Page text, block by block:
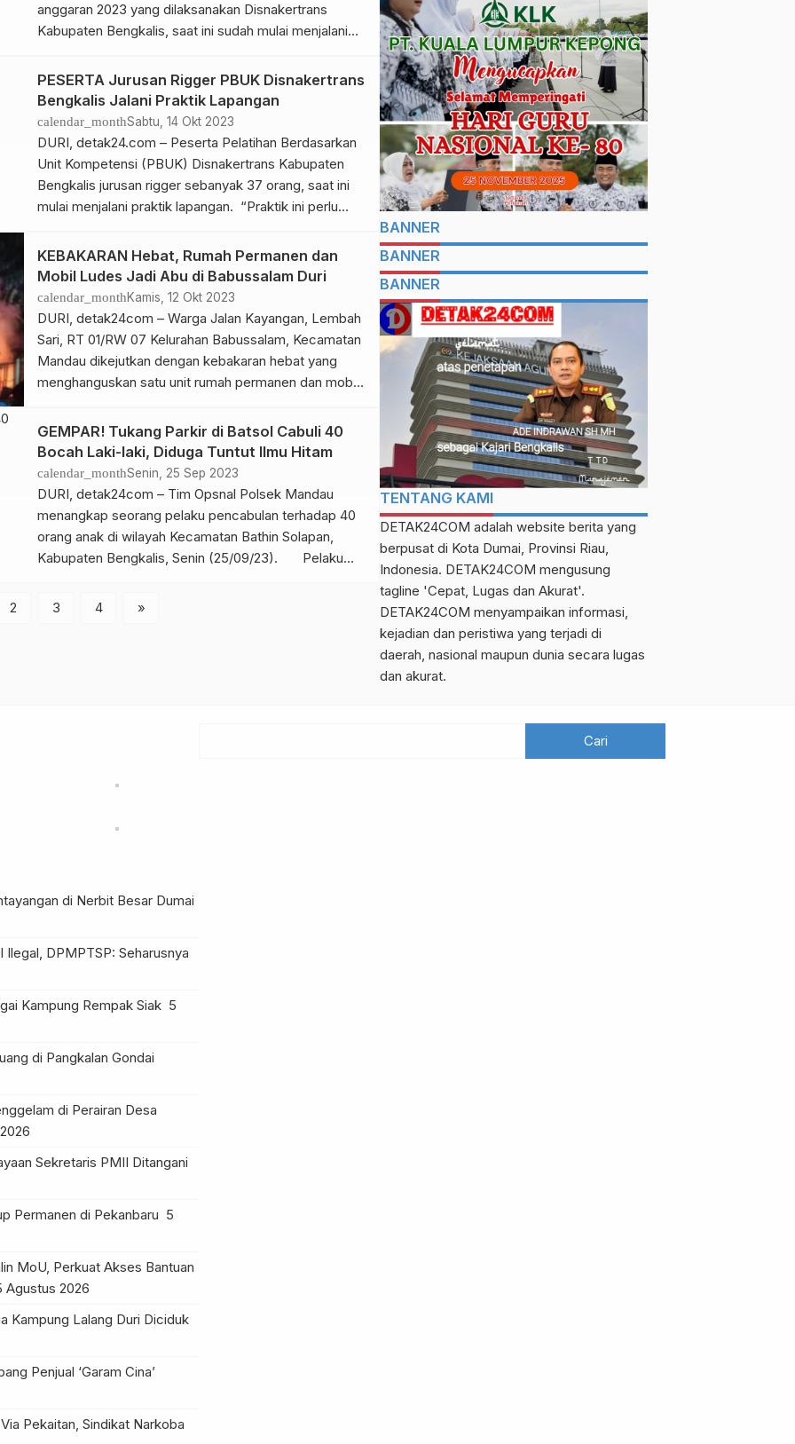
anggaran 2023 yang dilaksanakan Disnakertrans
Kabupaten Bengkalis, saat ini sudah mulai menjalani
peserta memahami teori yang diterima. Apabila
peserta tidak serius saat diberikan materi, maka
ketika dicoba praktik mereka akan bingung dan
cenderung main-main,” ujar Kepala Disnakertrans […]
PESERTA Jurusan Rigger PBUK Disnakertrans
Bengkalis Jalani Praktik Lapangan
calendar_monthSabtu, 14 Okt 2023
DURI, detak24.com – Peserta Pelatihan Berdasarkan
Unit Kompetensi (PBUK) Disnakertrans Kabupaten
Bengkalis jurusan rigger sebanyak 37 orang, saat ini
mulai menjalani praktik lapangan. “Praktik ini perlu
oleh instruktur. Dari 37 peserta, 17 orang diantaranya
kerjasama dengan PHR (Pertamina Hulu Rokan),” ujar
Kepala Disnakertrans Kabupaten Bengkalis Salman
Alfarisi ST melalui […]
KEBAKARAN Hebat, Rumah Permanen dan
Mobil Ludes Jadi Abu di Babussalam Duri
calendar_monthKamis, 12 Okt 2023
DURI, detak24com – Warga Jalan Kayangan, Lembah
Sari, RT 01/RW 07 Kelurahan Babussalam, Kecamatan
Mandau dikejutkan dengan kebakaran hebat yang
menghanguskan satu unit rumah permanen dan mobil.
pada Selasa (10/10/23) sekitar pukul 22.10 WIB. Upaya
dilakukan oleh Tim Damkar Kecamatan Mandau,
Personel Polsek Mandau, dan Koramil 03 Mandau
untuk […]
GEMPAR! Tukang Parkir di Batsol Cabuli 40
Bocah Laki-laki, Diduga Tuntut Ilmu Hitam
calendar_monthSenin, 25 Sep 2023
DURI, detak24com – Tim Opsnal Polsek Mandau
menangkap seorang pelaku pencabulan terhadap 40
orang anak di wilayah Kecamatan Bathin Solapan,
Kabupaten Bengkalis, Senin (25/09/23). Pelaku
Taruna Desa Simpang Padang, Kecamatan Bathin
2 3 4 »
BANNER
BANNER
BANNER
TENTANG KAMI
DETAK24COM adalah website berita yang
berpusat di Kota Dumai, Provinsi Riau,
Indonesia. DETAK24COM mengusung
tagline 'Cepat, Lugas dan Akurat'.
DETAK24COM menyampaikan informasi,
kejadian dan peristiwa yang terjadi di
daerah, nasional maupun dunia secara lugas
dan akurat.
di Nerbit Besar Dumai
DPMPTSP: Seharusnya
Kampung Rempak Siak 5
di Pangkalan Gondai
di Perairan Desa
Sekretaris PMII Ditangani
Permanen di Pekanbaru 5
MoU, Perkuat Akses Bantuan
Agustus 2026
Kampung Lalang Duri Diciduk
Penjual ‘Garam Cina’
Pekaitan, Sindikat Narkoba